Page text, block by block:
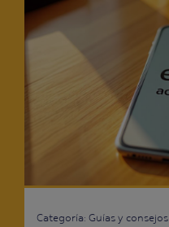
Categoría: Guías y consejos